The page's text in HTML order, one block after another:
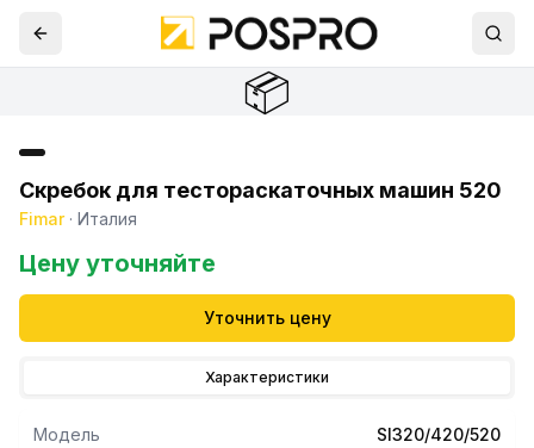
📦
Скребок для тестораскаточных машин 520
Fimar· Италия
Цену уточняйте
Уточнить цену
Характеристики
Модель SI320/420/520